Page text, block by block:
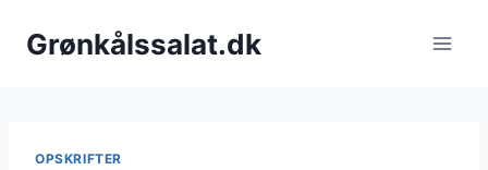
Grønkålssalat.dk
OPSKRIFTER